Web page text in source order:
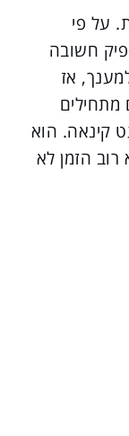
על פי
חשובה
אז
קינאה. הוא
רוב הזמן לא